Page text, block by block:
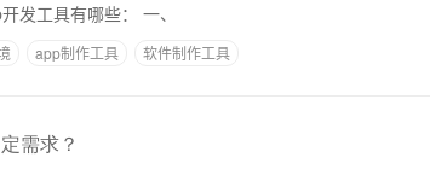
简要的介绍来深入分析一下App开发工具有哪些： 一、
app制作工具 软件制作工具
需求？